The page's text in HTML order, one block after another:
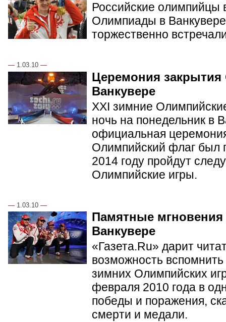
Российские олимпийцы
Олимпиады в
торжественно
— 1.03.10 —
Церемония
Ванкувере
XXI зимние
ночь на понедельник в
официальная
Олимпийский флаг был
2014 году пройдут
Олимпийские игры.
— 1.03.10 —
Памятные
Ванкувере
«Газета.Ru» дарит
возможность
зимних Олимпийских
февраля 2010 года в
победы и поражения,
смерти и медали.